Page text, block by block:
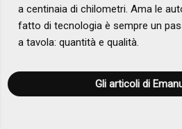
a centinaia di chilometri. Ama le
fatto di tecnologia è sempre un
a tavola: quantità e qualità.
Gli articoli di